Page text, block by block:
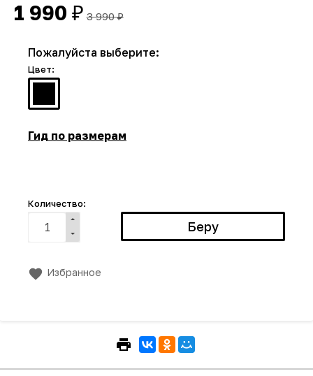
1 990 ₽ 3 990₽
Пожалуйста выберите:
Цвет:
Гид по размерам
Количество:
Избранное